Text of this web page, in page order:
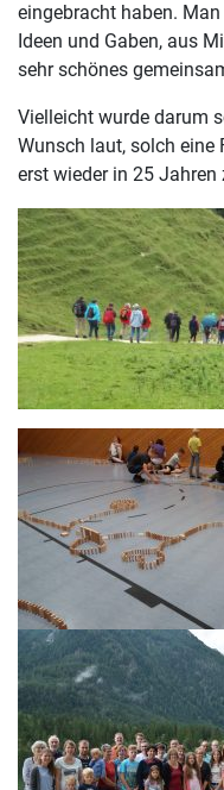
eingebracht haben.
Ideen und Gaben, aus
sehr schönes
Vielleicht wurde darum
Wunsch laut, solch eine
erst wieder in 25 Jahren